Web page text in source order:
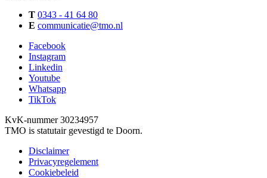
T 0343 - 41 64 80
E communicatie@tmo.nl
Facebook
Instagram
Linkedin
Youtube
Whatsapp
TikTok
KvK-nummer 30234957
TMO is statutair gevestigd te Doorn.
Disclaimer
Privacyregelement
Cookiebeleid